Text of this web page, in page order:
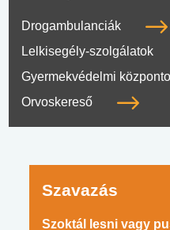
Drogambulanciák
Lelkisegély-szolgálatok
Gyermekvédelmi
Orvoskereső
Szavazás
Szoktál lesni vagy